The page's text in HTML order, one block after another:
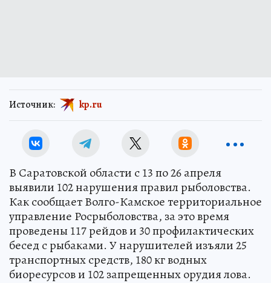
Источник: kp.ru
В Саратовской области с 13 по 26 апреля
выявили 102 нарушения правил рыболовства.
Как сообщает Волго-Камское территориальное
управление Росрыболовства, за это время
проведены 117 рейдов и 30 профилактических
бесед с рыбаками. У нарушителей изъяли 25
транспортных средств, 180 кг водных
биоресурсов и 102 запрещенных орудия лова.